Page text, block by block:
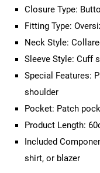
Closure Type:
Fitting Type:
Neck Style:
Sleeve Style: Cuff
Special Features:
shoulder
Pocket: Patch
Product Length:
Included
shirt, or blazer